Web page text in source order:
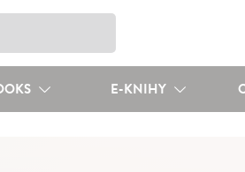
E-KNIHY